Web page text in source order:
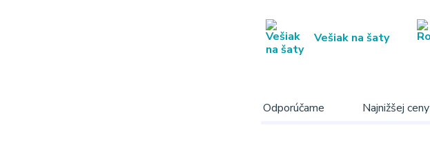
Vešiak na šaty
Odporúčame Najnižšej ceny